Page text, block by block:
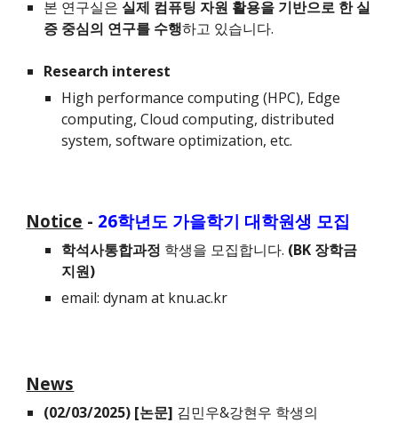
본 연구실은 실제 컴퓨팅 자원 활용을 기반으로 한 실
증 중심의 연구를 수행하고 있습니다.
Research interest
High performance computing (HPC), Edge
computing, Cloud computing, distributed
system, software optimization, etc.
Notice - 26학년도 가을학기 대학원생 모집
학석사통합과정 학생을 모집합니다. (BK 장학금
지원)
email: dynam at knu.ac.kr
News
(02/03/2025) [논문] 김민우&강현우 학생의